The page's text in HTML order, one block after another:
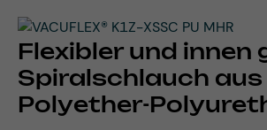
Flexibler und innen
Spiralschlauch aus
Polyether-